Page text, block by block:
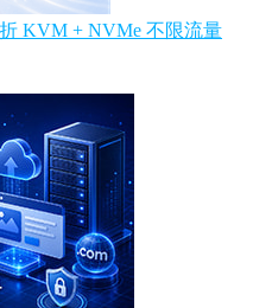
KVM + NVMe 不限流量